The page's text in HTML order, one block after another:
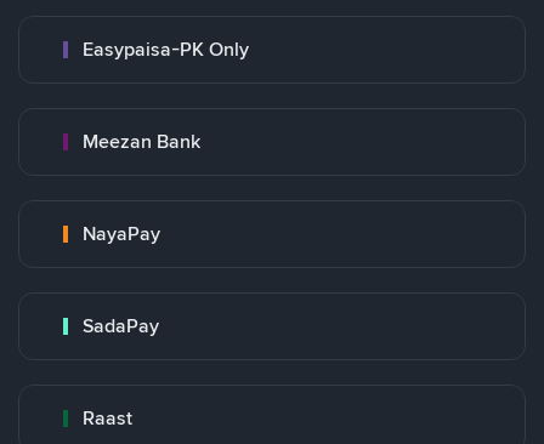
Easypaisa-PK Only
Meezan Bank
NayaPay
SadaPay
Raast